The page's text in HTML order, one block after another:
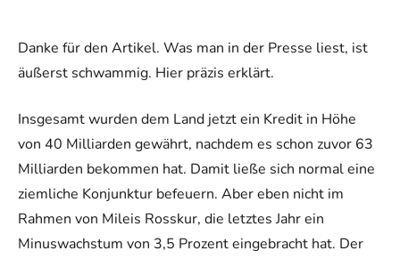
Danke für den Artikel. Was man in der Presse liest, ist
äußerst schwammig. Hier präzis erklärt.
Insgesamt wurden dem Land jetzt ein Kredit in Höhe
von 40 Milliarden gewährt, nachdem es schon zuvor 63
Milliarden bekommen hat. Damit ließe sich normal eine
ziemliche Konjunktur befeuern. Aber eben nicht im
Rahmen von Mileis Rosskur, die letztes Jahr ein
Minuswachstum von 3,5 Prozent eingebracht hat. Der